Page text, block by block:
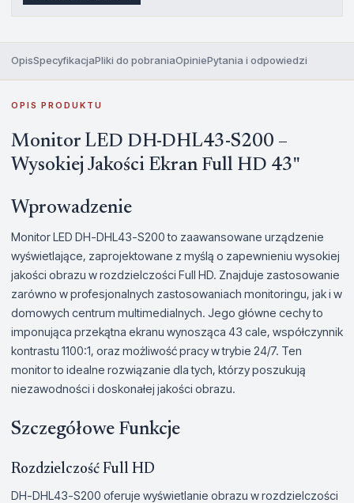
OpisSpecyfikacjaPliki do pobraniaOpiniePytania i odpowiedzi
OPIS PRODUKTU
Monitor LED DH-DHL43-S200 –
Wysokiej Jakości Ekran Full HD 43"
Wprowadzenie
Monitor LED DH-DHL43-S200 to zaawansowane urządzenie
wyświetlające, zaprojektowane z myślą o zapewnieniu wysokiej
jakości obrazu w rozdzielczości Full HD. Znajduje zastosowanie
zarówno w profesjonalnych zastosowaniach monitoringu, jak i w
domowych centrum multimedialnych. Jego główne cechy to
imponująca przekątna ekranu wynosząca 43 cale, współczynnik
kontrastu 1100:1, oraz możliwość pracy w trybie 24/7. Ten
monitor to idealne rozwiązanie dla tych, którzy poszukują
niezawodności i doskonałej jakości obrazu.
Szczegółowe Funkcje
Rozdzielczość Full HD
DH-DHL43-S200 oferuje wyświetlanie obrazu w rozdzielczości